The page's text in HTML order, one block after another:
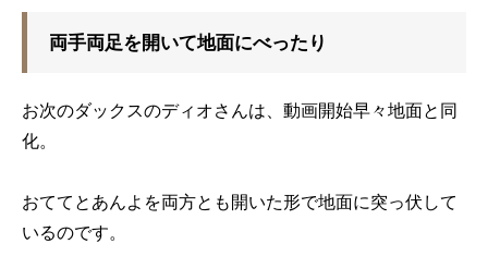
両手両足を開いて地面にべったり
お次のダックスのディオさんは、動画開始早々地面と同
化。
おててとあんよを両方とも開いた形で地面に突っ伏して
いるのです。